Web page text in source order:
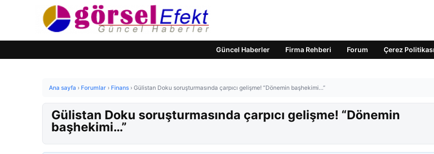
Güncel Haberler Firma Rehberi Forum Çerez Politikası
Ana sayfa › Forumlar › Finans › Gülistan Doku soruşturmasında çarpıcı gelişme! “Dönemin başhekimi…”
Gülistan Doku soruşturmasında çarpıcı gelişme! “Dönemin
başhekimi…”